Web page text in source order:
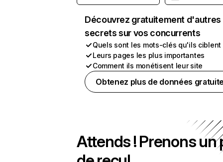
Découvrez gratuitement d'autres
secrets sur vos concurrents
Quels sont les mots-clés qu'ils ciblent
Leurs pages les plus importantes
Comment ils monétisent leur site
Obtenez plus de données
Attends ! Prenons un